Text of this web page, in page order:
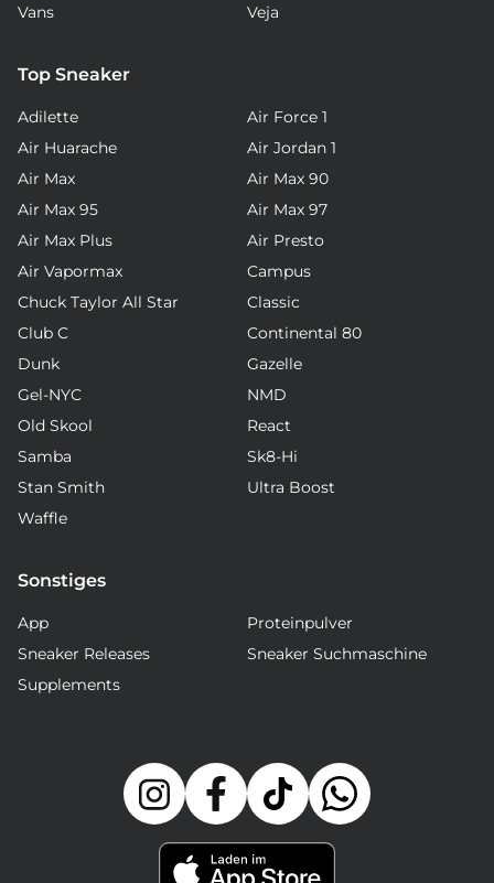
Vans
Veja
Top Sneaker
Adilette
Air Force 1
Air Huarache
Air Jordan 1
Air Max
Air Max 90
Air Max 95
Air Max 97
Air Max Plus
Air Presto
Air Vapormax
Campus
Chuck Taylor All Star
Classic
Club C
Continental 80
Dunk
Gazelle
Gel-NYC
NMD
Old Skool
React
Samba
Sk8-Hi
Stan Smith
Ultra Boost
Waffle
Sonstiges
App
Proteinpulver
Sneaker Releases
Sneaker Suchmaschine
Supplements